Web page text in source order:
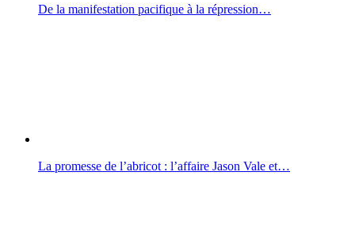
De la manifestation pacifique à la répression…
La promesse de l’abricot : l’affaire Jason Vale et…